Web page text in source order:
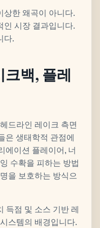
상한 왜곡이 아니다.
인 시장 결과입니다.
다.
크백, 플레
드라인 레이크 측면
은 생태학적 관점에
에이션 플레이어, 너
수확을 피하는 방법
을 보호하는 방식으
득점 및 소스 기반 레
스템의 배경입니다.